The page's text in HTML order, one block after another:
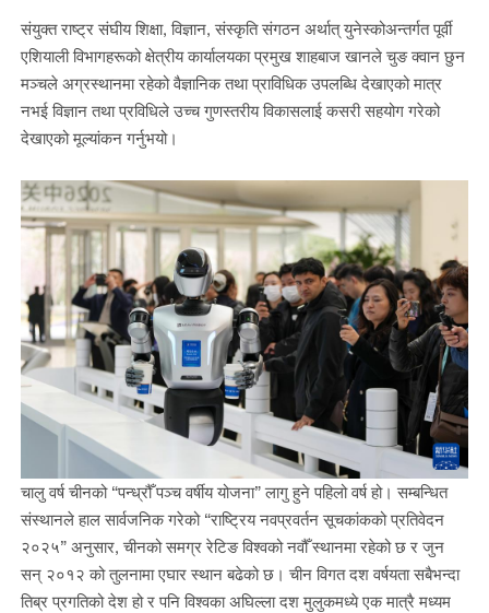
संयुक्त राष्ट्र संघीय शिक्षा, विज्ञान, संस्कृति संगठन अर्थात् युनेस्कोअन्तर्गत पूर्वी
एशियाली विभागहरूको क्षेत्रीय कार्यालयका प्रमुख शाहबाज खानले चुङ क्वान छुन
मञ्चले अग्रस्थानमा रहेको वैज्ञानिक तथा प्राविधिक उपलब्धि देखाएको मात्र
नभई विज्ञान तथा प्रविधिले उच्च गुणस्तरीय विकासलाई कसरी सहयोग गरेको
देखाएको मूल्यांकन गर्नुभयो।
चालु वर्ष चीनको “पन्ध्रौँ पञ्च वर्षीय योजना” लागु हुने पहिलो वर्ष हो। सम्बन्धित
संस्थानले हाल सार्वजनिक गरेको “राष्ट्रिय नवप्रवर्तन सूचकांकको प्रतिवेदन
२०२५” अनुसार, चीनको समग्र रेटिङ विश्वको नवौँ स्थानमा रहेको छ र जुन
सन् २०१२ को तुलनामा एघार स्थान बढेको छ। चीन विगत दश वर्षयता सबैभन्दा
तिब्र प्रगतिको देश हो र पनि विश्वका अघिल्ला दश मुलुकमध्ये एक मात्रै मध्यम